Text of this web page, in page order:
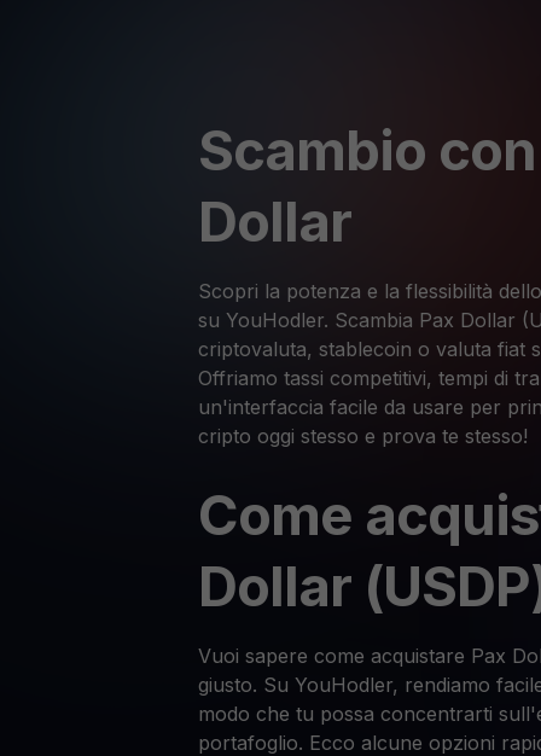
Scambio
Dollar
Scopri la potenza e la flessibilità
su YouHodler. Scambia Pax Dollar
criptovaluta, stablecoin o valuta fiat
Offriamo tassi competitivi, tempi di
un'interfaccia facile da usare per
cripto oggi stesso e prova te stesso!
Come
Dollar
Vuoi sapere come acquistare Pax
giusto. Su YouHodler, rendiamo
modo che tu possa concentrarti
portafoglio. Ecco alcune opzioni